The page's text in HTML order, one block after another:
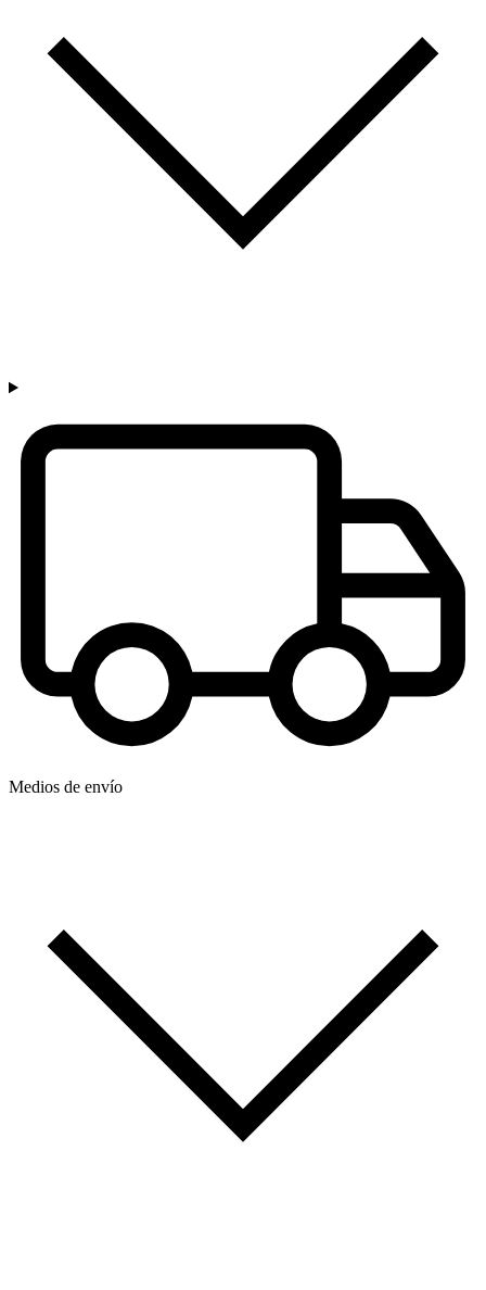
Medios de envío